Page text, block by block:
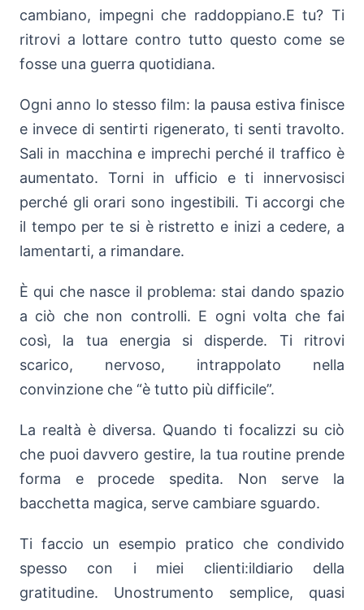
cambiano, impegni che raddoppiano.E tu? Ti
ritrovi a lottare contro tutto questo come se
fosse una guerra quotidiana.
Ogni anno lo stesso film: la pausa estiva finisce
e invece di sentirti rigenerato, ti senti travolto.
Sali in macchina e imprechi perché il traffico è
aumentato. Torni in ufficio e ti innervosisci
perché gli orari sono ingestibili. Ti accorgi che
il tempo per te si è ristretto e inizi a cedere, a
lamentarti, a rimandare.
È qui che nasce il problema: stai dando spazio
a ciò che non controlli. E ogni volta che fai
così, la tua energia si disperde. Ti ritrovi
scarico, nervoso, intrappolato nella
convinzione che “è tutto più difficile”.
La realtà è diversa. Quando ti focalizzi su ciò
che puoi davvero gestire, la tua routine prende
forma e procede spedita. Non serve la
bacchetta magica, serve cambiare sguardo.
Ti faccio un esempio pratico che condivido
spesso con i miei clienti:ildiario della
gratitudine. Unostrumento semplice, quasi